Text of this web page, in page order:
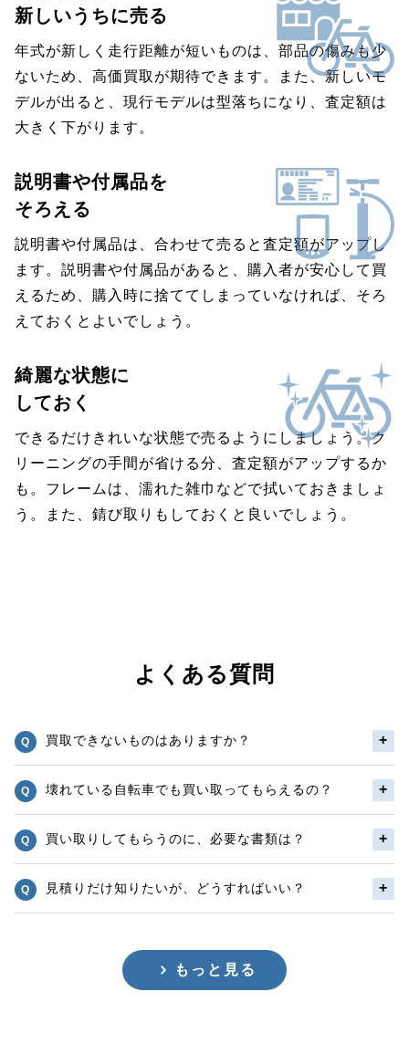
新しいうちに売る
年式が新しく走行距離が短いものは、部品の傷みも少
ないため、高価買取が期待できます。また、新しいモ
デルが出ると、現行モデルは型落ちになり、査定額は
大きく下がります。
説明書や付属品を
そろえる
説明書や付属品は、合わせて売ると査定額がアップし
ます。説明書や付属品があると、購入者が安心して買
えるため、購入時に捨ててしまっていなければ、そろ
えておくとよいでしょう。
綺麗な状態に
しておく
できるだけきれいな状態で売るようにしましょう。ク
リーニングの手間が省ける分、査定額がアップするか
も。フレームは、濡れた雑巾などで拭いておきましょ
う。また、錆び取りもしておくと良いでしょう。
よくある質問
買取できないものはありますか？
壊れている自転車でも買い取ってもらえるの？
買い取りしてもらうのに、必要な書類は？
見積りだけ知りたいが、どうすればいい？
もっと見る